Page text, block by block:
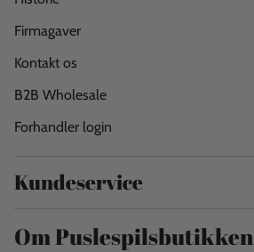
Firmagaver
Kontakt os
B2B Wholesale
Forhandler login
Kundeservice
Om Puslespilsbutikken